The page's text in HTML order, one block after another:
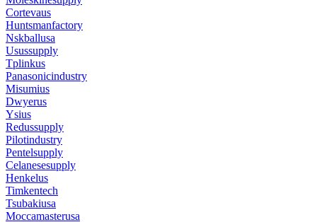
Cortevaus
Huntsmanfactory
Nskballusa
Usussupply
Tplinkus
Panasonicindustry
Misumius
Dwyerus
Ysius
Redussupply
Pilotindustry
Pentelsupply
Celanesesupply
Henkelus
Timkentech
Tsubakiusa
Moccamasterusa